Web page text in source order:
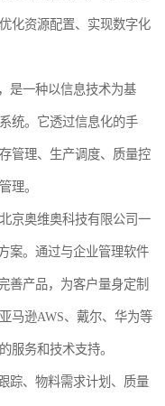
化资源配置、实现数字化
是一种以信息技术为基
统。它透过信息化的手
管理、生产调度、质量控
理。
京奥维奥科技有限公司一
案。通过与企业管理软件
善产品，为客户量身定制
马逊AWS、戴尔、华为等
服务和技术支持。
踪、物料需求计划、质量
厂erp系统
厂erp系统